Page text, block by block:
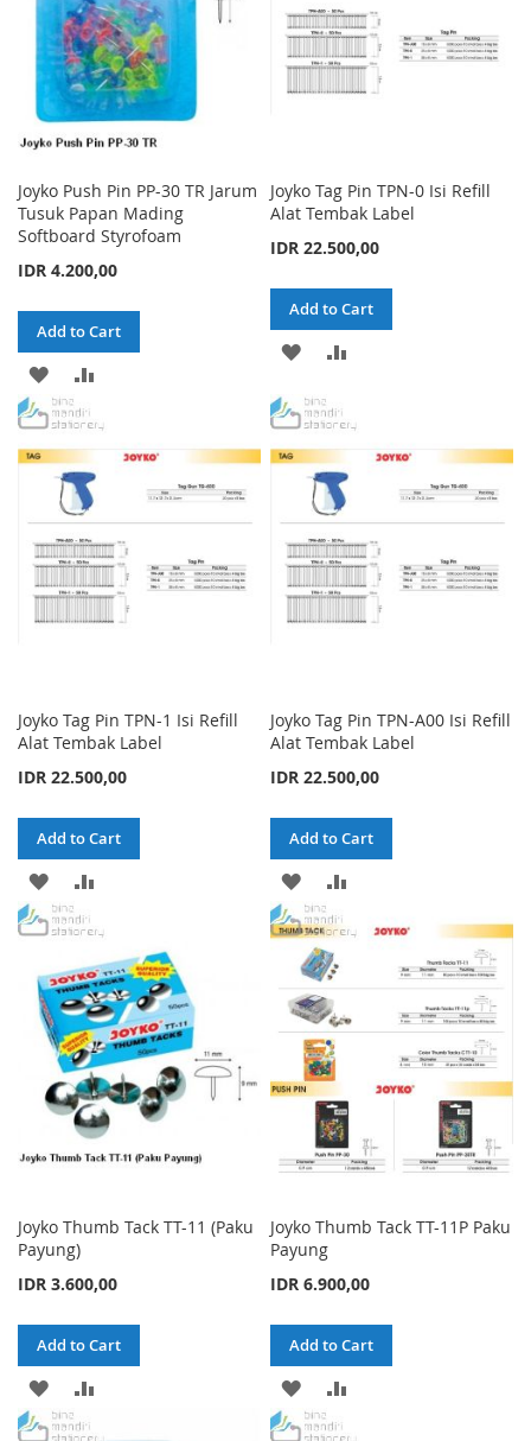
Joyko Push Pin PP-30 TR Jarum
Tusuk Papan Mading
Softboard Styrofoam
IDR 4.200,00
Add to Cart
ADD
TO
WISH
LIST
COMPARE
Joyko Tag Pin TPN-0 Isi Refill
Alat Tembak Label
IDR 22.500,00
Add to Cart
ADD
WISH
LIST
COMPARE
Joyko Tag Pin TPN-1 Isi Refill
Alat Tembak Label
IDR 22.500,00
Add to Cart
ADD
TO
WISH
LIST
COMPARE
Joyko Tag Pin TPN-A00 Isi Refill
Alat Tembak Label
IDR 22.500,00
Add to Cart
ADD
TO
WISH
LIST
COMPARE
Joyko Thumb Tack TT-11 (Paku
Payung)
IDR 3.600,00
Add to Cart
ADD
TO
Joyko Thumb Tack TT-11P Paku
Payung
IDR 6.900,00
Add to Cart
ADD
TO